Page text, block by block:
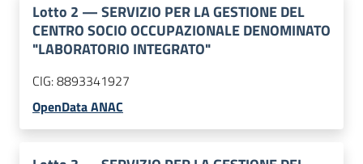
Lotto 2 —SERVIZIO PER LA GESTIONE DEL
CENTRO SOCIO OCCUPAZIONALE DENOMINATO
"LABORATORIO INTEGRATO"
CIG:8893341927
OpenData ANAC